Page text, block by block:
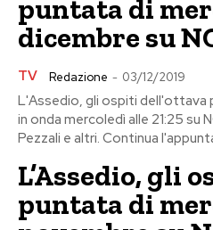
puntata di
dicembre su
TV Redazione - 03/12/2019
L'Assedio, gli ospiti dell'ottava
in onda mercoledì alle 21:25 su
Pezzali e altri. Continua
L’Assedio, gli
puntata di